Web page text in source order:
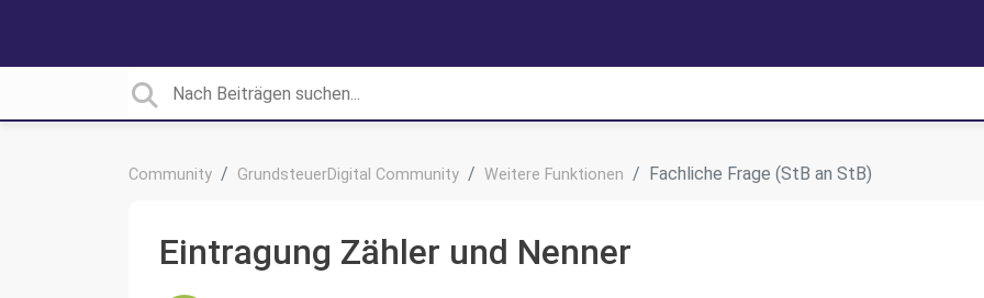
Community GrundsteuerDigital Community Weitere Funktionen Fachliche Frage (StB an StB)
Eintragung Zähler und Nenner